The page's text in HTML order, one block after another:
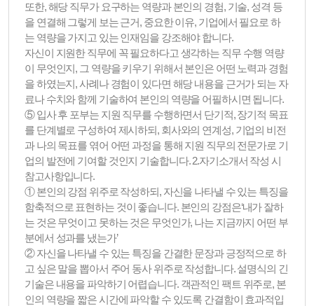
또한, 해당 직무가 요구하는 역량과 본인의 경험, 기술, 성격 등
을 연결해 그렇게 보는 근거, 중요한 이유, 기업에서 필요로 하
는 역량을 가지고 있는 인재임을 강조해야 합니다.
자신이 지원한 직무에 꼭 필요하다고 생각하는 직무 수행 역량
이 무엇인지, 그 역량을 키우기 위해서 본인은 어떤 노력과 경험
을 하였는지, 사례나 경험이 있다면 해당 내용을 근거가 되는 자
료나 수치와 함께 기술하여 본인의 역량을 어필하시면 됩니다.
⑤ 입사 후 포부는 지원 직무를 수행하면서 단기적, 장기적 목표
를 단계별로 구성하여 제시하되, 회사와의 연계성, 기업의 비전
과 나의 목표를 엮어 어떤 과정을 통해 지원 직무의 전문가로 기
업의 발전에 기여할 것인지 기술합니다. 2.자기소개서 작성 시
참고사항입니다.
① 본인의 강점 위주로 작성하되, 자신을 나타낼 수 있는 특징을
함축적으로 표현하는 것이 좋습니다. 본인의 강점은‘내가 잘하
는 것은 무엇이고 못하는 것은 무엇인가, 나는 지금까지 어떤 부
분에서 성과를 냈는가’
② 자신을 나타낼 수 있는 특징을 간결한 문장과 긍정적으로 하
고 싶은 말을 뽑아서 주어 동사 위주로 작성합니다. 설명식의 긴
기술은 내용을 파악하기 어렵습니다. 객관적인 팩트 위주로, 본
인의 역량을 짧은 시간에 파악할 수 있도록 간결함이 효과적입